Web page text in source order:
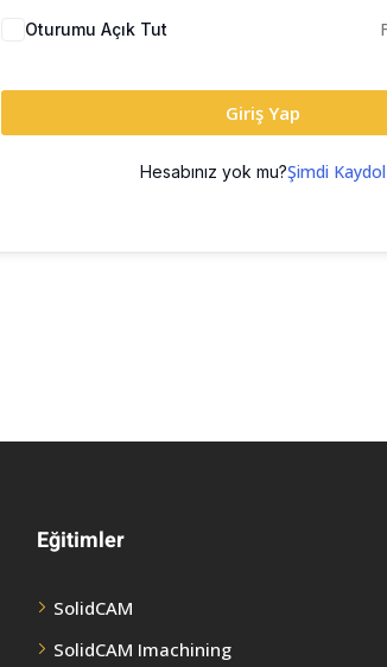
Oturumu Açık Tut
Giriş Yap
Hesabınız yok mu?Şimdi Kaydol
Eğitimler
SolidCAM
SolidCAM Imachining